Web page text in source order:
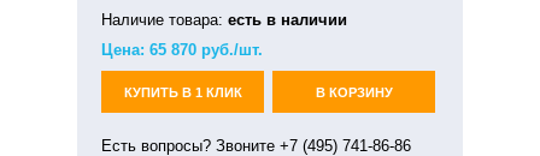
Наличие товара: есть в наличии
Цена: 65 870 руб./шт.
КУПИТЬ В 1 КЛИК В КОРЗИНУ
Есть вопросы? Звоните +7 (495) 741-86-86